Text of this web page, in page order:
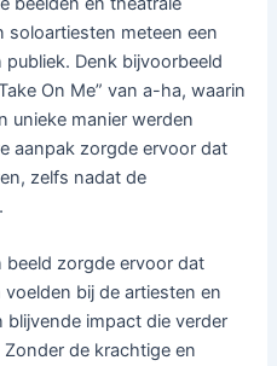
meteen een
Denk bijvoorbeeld
On Me” van a-ha, waarin
unieke manier werden
aanpak zorgde ervoor dat
zelfs nadat de
beeld zorgde ervoor dat
bij de artiesten en
blijvende impact die verder
de krachtige en